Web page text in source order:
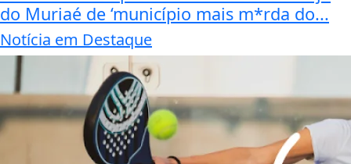
do Muriaé de ‘município mais m*rda do...
Notícia em Destaque